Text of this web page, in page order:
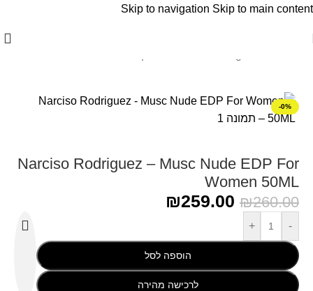
Skip to navigation Skip to main content
-0%
Narciso Rodriguez – Musc Nude EDP For
Women 50ML
₪260.00
₪259.00
-
+
הוספה לסל
לרכישה מהירה